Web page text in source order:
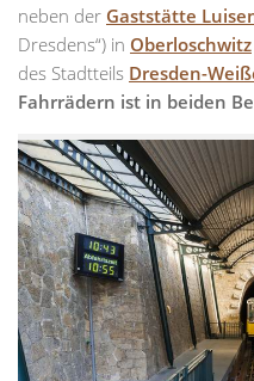
neben der Gaststätte
Dresdens“) in Oberloschwitz
des Stadtteils Dresden-
Fahrrädern ist in beiden